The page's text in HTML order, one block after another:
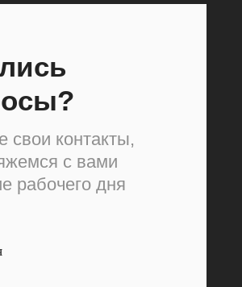
свои контакты,
с вами
рабочего дня